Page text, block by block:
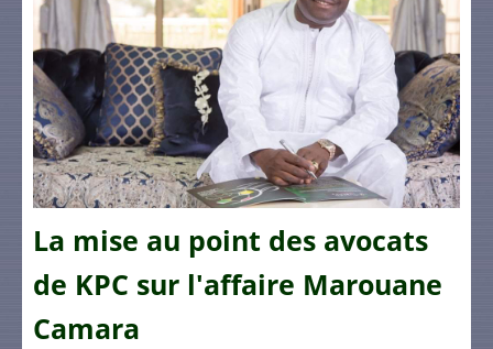
La mise au point des avocats
de KPC sur l'affaire Marouane
Camara